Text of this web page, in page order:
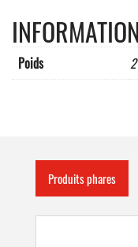
Poids
Produits phares